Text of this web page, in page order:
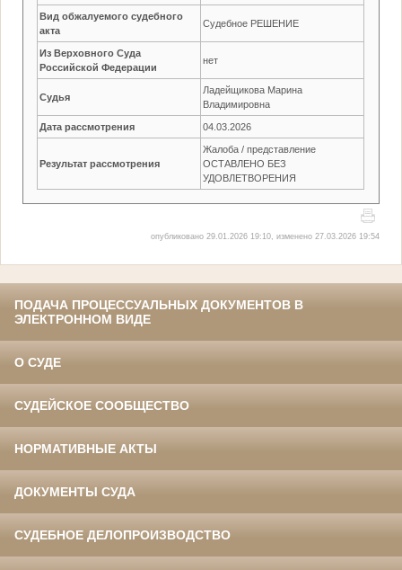
Вид обжалуемого судебного
акта
Судебное РЕШЕНИЕ
Из Верховного Суда
Российской Федерации
нет
Судья
Ладейщикова Марина
Владимировна
Дата рассмотрения 04.03.2026
Результат рассмотрения
Жалоба / представление
ОСТАВЛЕНО БЕЗ
УДОВЛЕТВОРЕНИЯ
опубликовано 29.01.2026 19:10, изменено 27.03.2026 19:54
ПОДАЧА ПРОЦЕССУАЛЬНЫХ ДОКУМЕНТОВ В
ЭЛЕКТРОННОМ ВИДЕ
О СУДЕ
СУДЕЙСКОЕ СООБЩЕСТВО
НОРМАТИВНЫЕ АКТЫ
ДОКУМЕНТЫ СУДА
СУДЕБНОЕ ДЕЛОПРОИЗВОДСТВО